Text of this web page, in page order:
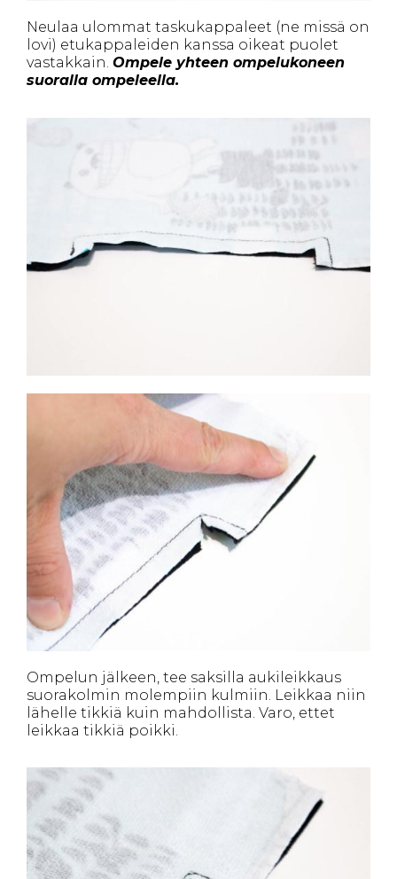
Neulaa ulommat taskukappaleet (ne missä on
lovi) etukappaleiden kanssa oikeat puolet
vastakkain. Ompele yhteen ompelukoneen
suoralla ompeleella.
Ompelun jälkeen, tee saksilla aukileikkaus
suorakolmin molempiin kulmiin. Leikkaa niin
lähelle tikkiä kuin mahdollista. Varo, ettet
leikkaa tikkiä poikki.